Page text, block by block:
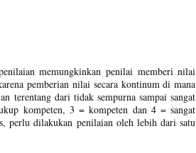
memungkinkan penilai memberi nilai
pemberian nilai secara kontinum di mana
terentang dari tidak sempurna sampai sangat
kompeten, 3 = kompeten dan 4 = sangat
perlu dilakukan penilaian oleh lebih dari satu